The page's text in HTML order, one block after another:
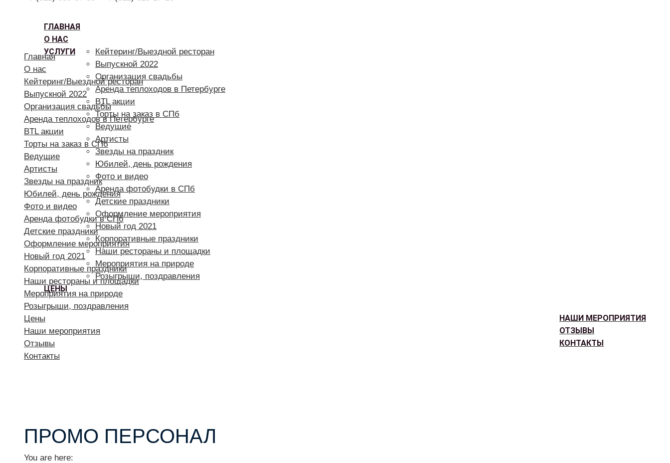
ГЛАВНАЯ
О НАС
УСЛУГИ
Кейтеринг/Выездной ресторан
Выпускной 2022
Организация свадьбы
Аренда теплоходов в Петербурге
BTL акции
Торты на заказ в СПб
Ведущие
Артисты
Звезды на праздник
Юбилей, день рождения
Фото и видео
Аренда фотобудки в СПб
Детские праздники
Оформление мероприятия
Новый год 2021
Корпоративные праздники
Наши рестораны и площадки
Мероприятия на природе
Розыгрыши, поздравления
ЦЕНЫ
НАШИ МЕРОПРИЯТИЯ
ОТЗЫВЫ
КОНТАКТЫ
Главная
О нас
Кейтеринг/Выездной ресторан
Выпускной 2022
Организация свадьбы
Аренда теплоходов в Петербурге
BTL акции
Торты на заказ в СПб
Ведущие
Артисты
Звезды на праздник
Юбилей, день рождения
Фото и видео
Аренда фотобудки в СПб
Детские праздники
Оформление мероприятия
Новый год 2021
Корпоративные праздники
Наши рестораны и площадки
Мероприятия на природе
Розыгрыши, поздравления
Цены
Наши мероприятия
Отзывы
Контакты
ПРОМО ПЕРСОНАЛ
You are here: